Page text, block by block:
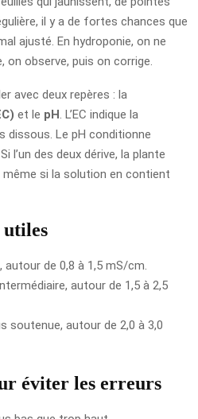
il y a de fortes chances que
ajusté. En hydroponie, on ne
on observe, puis on corrige.
avec deux repères : la
et le pH . L’EC indique la
dissous. Le pH conditionne
l’un des deux dérive, la plante
si la solution en contient
utiles
autour de 0,8 à 1,5 mS/cm.
autour de 1,5 à 2,5
soutenue, autour de 2,0 à 3,0
éviter les erreurs